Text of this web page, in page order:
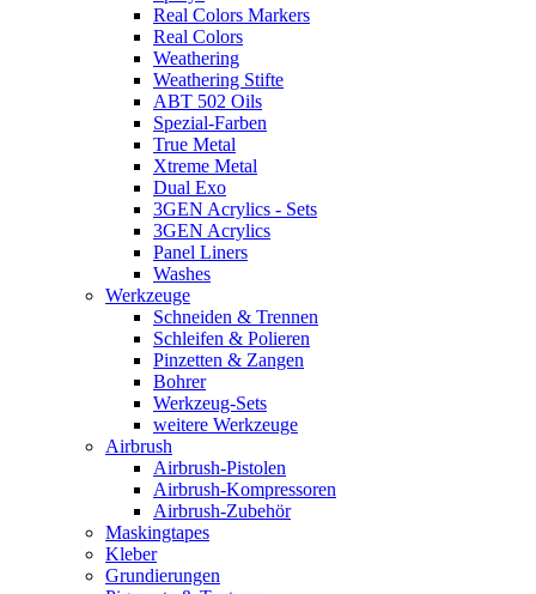
Real Colors Markers
Real Colors
Weathering
Weathering Stifte
ABT 502 Oils
Spezial-Farben
True Metal
Xtreme Metal
Dual Exo
3GEN Acrylics - Sets
3GEN Acrylics
Panel Liners
Washes
Werkzeuge
Schneiden & Trennen
Schleifen & Polieren
Pinzetten & Zangen
Bohrer
Werkzeug-Sets
weitere Werkzeuge
Airbrush
Airbrush-Pistolen
Airbrush-Kompressoren
Airbrush-Zubehör
Maskingtapes
Kleber
Grundierungen